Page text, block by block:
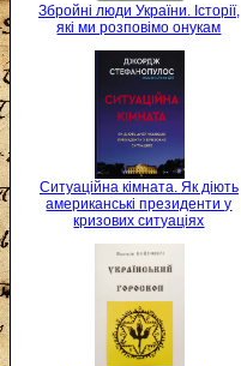
Збройні люди України. Історії,
які ми розповімо онукам
Ситуаційна кімната. Як діють
американські президенти у
кризових ситуаціях